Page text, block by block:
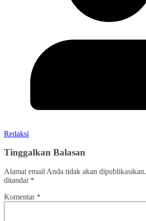
Redaksi
Tinggalkan Balasan
Alamat email Anda tidak akan dipublikasikan.
ditandai *
Komentar *